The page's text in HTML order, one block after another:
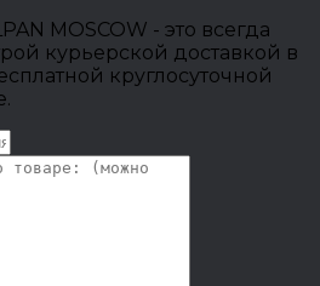
MOSCOW - это всегда
курьерской доставкой в
круглосуточной